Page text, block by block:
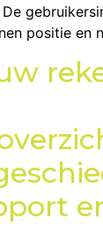
positie en